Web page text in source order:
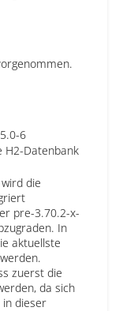
6
H2-Datenbank
die
pre-3.70.2-x-
In
aktuellste
zuerst die
da sich
in dieser